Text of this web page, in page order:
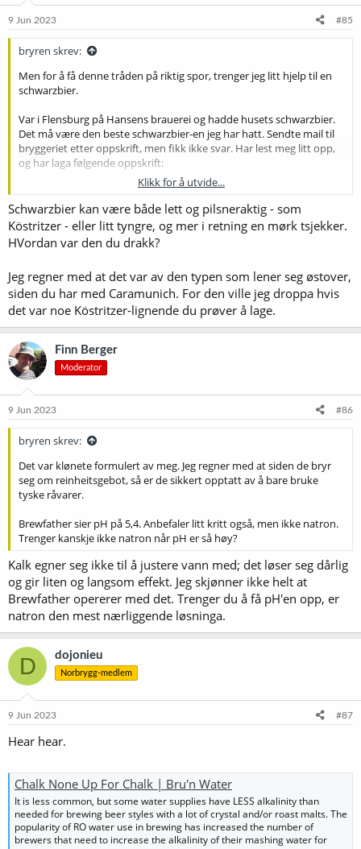
9 Jun 2023 #85
bryren skrev:
Men for å få denne tråden på riktig spor, trenger jeg litt hjelp til en
schwarzbier.
Var i Flensburg på Hansens brauerei og hadde husets schwarzbier.
Det må være den beste schwarzbier-en jeg har hatt. Sendte mail til
bryggeriet etter oppskrift, men fikk ikke svar. Har lest meg litt opp,
og har laga følgende oppskrift:
Mørk munich 39%
Carafa 2 5%
Caramunich 5%
Sjokolade 2%
Det sto reinheitsgebot på menyen, så jeg antar de har brukt tyske
humler. Men den hadde en litt spesiell fruktig humlesmak. Kan det
være herbrucker?
Tenkte IBU rundt 25-30, også en sen tilsetting, typ 5 min.
2:1 klor:sulfat.
W34/70 selvsagt.
Klikk for å utvide...
Schwarzbier kan være både lett og pilsneraktig - som
Köstritzer - eller litt tyngre, og mer i retning en mørk tsjekker.
HVordan var den du drakk?
Jeg regner med at det var av den typen som lener seg østover,
siden du har med Caramunich. For den ville jeg droppa hvis
det var noe Köstritzer-lignende du prøver å lage.
Finn Berger
Moderator
9 Jun 2023 #86
bryren skrev:
Det var klønete formulert av meg. Jeg regner med at siden de bryr
seg om reinheitsgebot, så er de sikkert opptatt av å bare bruke
tyske råvarer.
Brewfather sier pH på 5,4. Anbefaler litt kritt også, men ikke natron.
Trenger kanskje ikke natron når pH er så høy?
Kalk egner seg ikke til å justere vann med; det løser seg dårlig
og gir liten og langsom effekt. Jeg skjønner ikke helt at
Brewfather opererer med det. Trenger du å få pH'en opp, er
natron den mest nærliggende løsninga.
D dojonieu
Norbrygg-medlem
9 Jun 2023 #87
Hear hear.
Chalk None Up For Chalk | Bru'n Water
It is less common, but some water supplies have LESS alkalinity than
needed for brewing beer styles with a lot of crystal and/or roast malts. The
popularity of RO water use in brewing has increased the number of
brewers that need to increase the alkalinity of their mashing water for